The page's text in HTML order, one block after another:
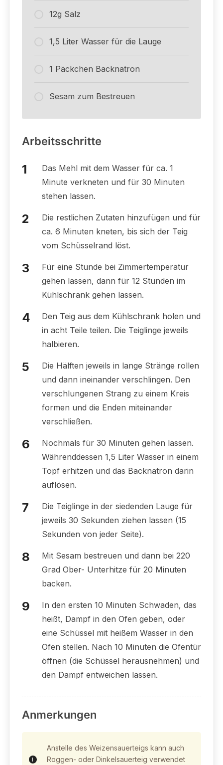
12g Salz
1,5 Liter Wasser für die Lauge
1 Päckchen Backnatron
Sesam zum Bestreuen
Arbeitsschritte
Das Mehl mit dem Wasser für ca. 1
Minute verkneten und für 30 Minuten
stehen lassen.
Die restlichen Zutaten hinzufügen und für
ca. 6 Minuten kneten, bis sich der Teig
vom Schüsselrand löst.
Für eine Stunde bei Zimmertemperatur
gehen lassen, dann für 12 Stunden im
Kühlschrank gehen lassen.
Den Teig aus dem Kühlschrank holen und
in acht Teile teilen. Die Teiglinge jeweils
halbieren.
Die Hälften jeweils in lange Stränge rollen
und dann ineinander verschlingen. Den
verschlungenen Strang zu einem Kreis
formen und die Enden miteinander
verschließen.
Nochmals für 30 Minuten gehen lassen.
Währenddessen 1,5 Liter Wasser in einem
Topf erhitzen und das Backnatron darin
auflösen.
Die Teiglinge in der siedenden Lauge für
jeweils 30 Sekunden ziehen lassen (15
Sekunden von jeder Seite).
Mit Sesam bestreuen und dann bei 220
Grad Ober- Unterhitze für 20 Minuten
backen.
In den ersten 10 Minuten Schwaden, das
heißt, Dampf in den Ofen geben, oder
eine Schüssel mit heißem Wasser in den
Ofen stellen. Nach 10 Minuten die Ofentür
öffnen (die Schüssel herausnehmen) und
den Dampf entweichen lassen.
Anmerkungen
Anstelle des Weizensauerteigs kann auch
Roggen- oder Dinkelsauerteig verwendet